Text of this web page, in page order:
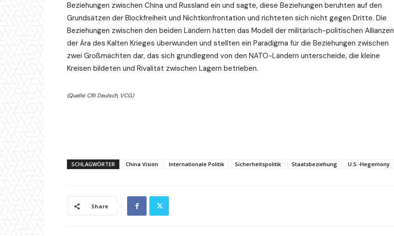
Beziehungen zwischen China und Russland ein und sagte, diese Beziehungen beruhten auf den
Grundsätzen der Blockfreiheit und Nichtkonfrontation und richteten sich nicht gegen Dritte. Die
Beziehungen zwischen den beiden Ländern hätten das Modell der militärisch-politischen Allianzen
der Ära des Kalten Krieges überwunden und stellten ein Paradigma für die Beziehungen zwischen
zwei Großmächten dar, das sich grundlegend von den NATO-Ländern unterscheide, die kleine
Kreisen bildeten und Rivalität zwischen Lagern betrieben.
(Quelle: CRI Deutsch, VCG)
SCHLAGWÖRTER China Vision Internationale Politik Sicherheitspolitik Staatsbeziehung U.S.-Hegemony
Share